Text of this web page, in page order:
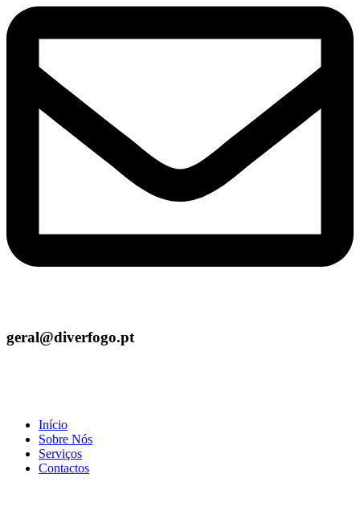
geral@diverfogo.pt
Início
Sobre Nós
Serviços
Contactos